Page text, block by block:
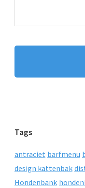
Tags
antraciet barfmenu
design kattenbak
Hondenbank